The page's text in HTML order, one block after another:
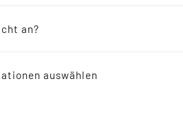
an?
auswählen
, SMD Quarze, SMD
SMD Uhrenquarze sowie auch
Ausführungen?
sind alle in High Quality,